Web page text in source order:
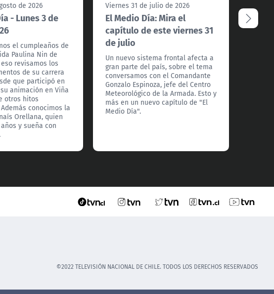
de 2026
- Lunes 3 de
el cumpleaños de
Paulina Nin de
revisamos los
de su carrera
que participó en
animación en Viña
otros hitos
conocimos la
Orellana, quien
y sueña con
Viernes 31 de julio de 2026
El Medio Día: Mira el
capítulo de este viernes 31
de julio
Un nuevo sistema frontal afecta a
gran parte del país, sobre el tema
conversamos con el Comandante
Gonzalo Espinoza, jefe del Centro
Meteorológico de la Armada. Esto y
más en un nuevo capítulo de "El
Medio Día".
julio
©2022 TELEVISIÓN NACIONAL DE CHILE. TODOS LOS DERECHOS RESERVADOS